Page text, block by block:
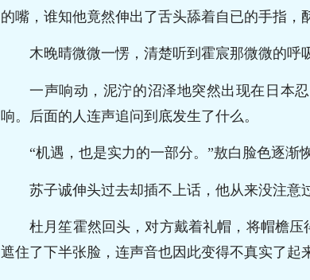
的嘴，谁知他竟然伸出了舌头舔着自已的手指
木晚晴微微一愣，清楚听到霍宸那微微的呼
一声响动，泥泞的沼泽地突然出现在日本
响。后面的人连声追问到底发生了什么。
“机遇，也是实力的一部分。”敖白脸色逐渐
苏子诚伸头过去却插不上话，他从来没注意
杜月笙霍然回头，对方戴着礼帽，将帽檐
遮住了下半张脸，连声音也因此变得不真实了起